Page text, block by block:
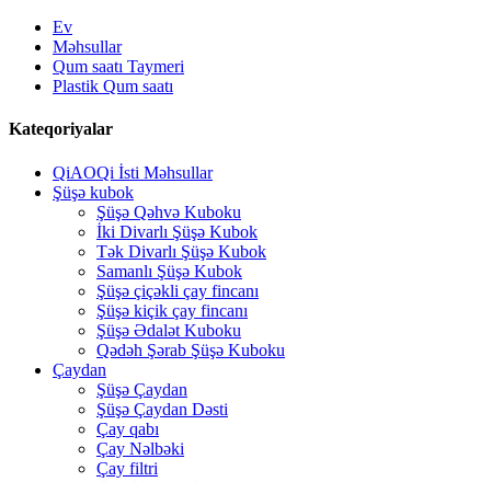
Ev
Məhsullar
Qum saatı Taymeri
Plastik Qum saatı
Kateqoriyalar
QiAOQi İsti Məhsullar
Şüşə kubok
Şüşə Qəhvə Kuboku
İki Divarlı Şüşə Kubok
Tək Divarlı Şüşə Kubok
Samanlı Şüşə Kubok
Şüşə çiçəkli çay fincanı
Şüşə kiçik çay fincanı
Şüşə Ədalət Kuboku
Qədəh Şərab Şüşə Kuboku
Çaydan
Şüşə Çaydan
Şüşə Çaydan Dəsti
Çay qabı
Çay Nəlbəki
Çay filtri